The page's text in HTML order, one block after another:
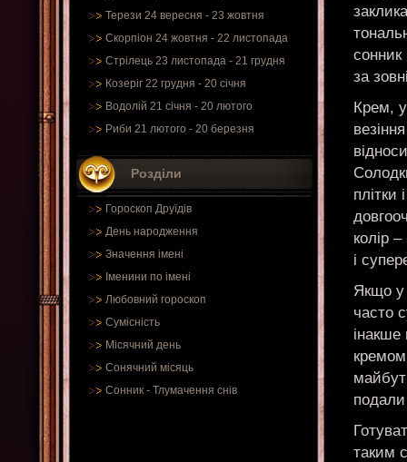
Терези 24 вересня - 23 жовтня
Скорпіон 24 жовтня - 22 листопада
Стрілець 23 листопада - 21 грудня
Козеріг 22 грудня - 20 січня
Водолій 21 січня - 20 лютого
Риби 21 лютого - 20 березня
Розділи
Гороскоп Друїдів
День народження
Значення імені
Іменини по імені
Любовний гороскоп
Сумісність
Місячний день
Сонячний місяць
Сонник - Тлумачення снів
за
Крем, у
плітки
колір
і
Якщо у
часто
подали
таким